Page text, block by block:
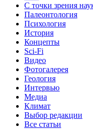
С точки зрения
Палеонтология
Психология
История
Концепты
Sci-Fi
Видео
Фотогалерея
Геология
Интервью
Медиа
Климат
Выбор редакции
Все статьи